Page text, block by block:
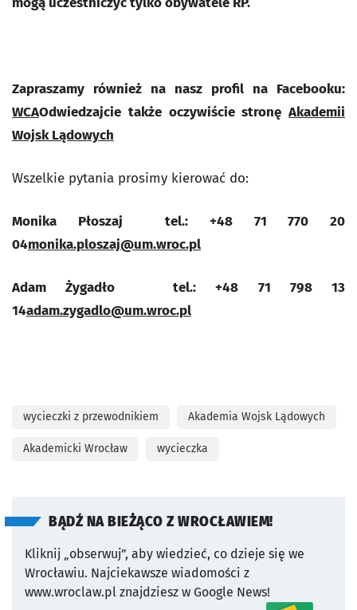
Zapraszamy również na nasz profil na Facebooku:
WCAOdwiedzajcie także oczywiście stronę Akademii
Wojsk Lądowych
Wszelkie pytania prosimy kierować do:
Monika Płoszaj tel.: +48 71 770 20
04monika.ploszaj@um.wroc.pl
Adam Żygadło tel.: +48 71 798 13
14adam.zygadlo@um.wroc.pl
wycieczki z przewodnikiem Akademia Wojsk Lądowych
Akademicki Wrocław wycieczka
BĄDŹ NA BIEŻĄCO Z WROCŁAWIEM!
Kliknij „obserwuj”, aby wiedzieć, co dzieje się we
Wrocławiu. Najciekawsze wiadomości z
www.wroclaw.pl znajdziesz w Google News!